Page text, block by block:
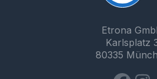
Etrona
Karlsplatz
80335